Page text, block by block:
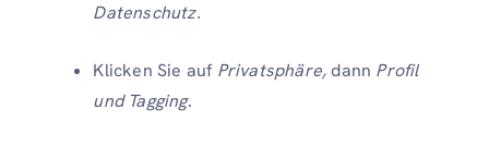
Datenschutz.
Klicken Sie auf Privatsphäre,dann Profil
und Tagging.